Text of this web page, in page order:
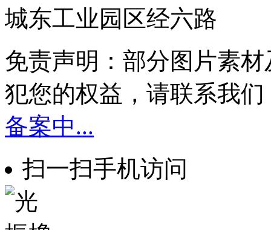
城东工业园区经六路
免责声明：部分图片素
犯您的权益，请联系我
备案中...
扫一扫手机访问